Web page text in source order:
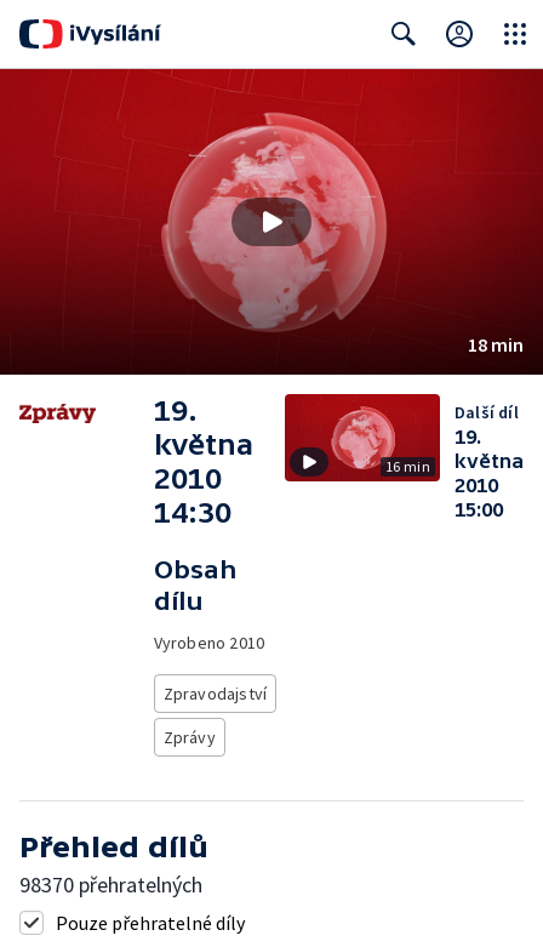
18 min
19.
května
2010
14:30
Obsah
dílu
Vyrobeno 2010
Zpravodajství
Zprávy
16 min
Další díl
19.
května
2010
15:00
Přehled dílů
98370 přehratelných
Pouze přehratelné díly